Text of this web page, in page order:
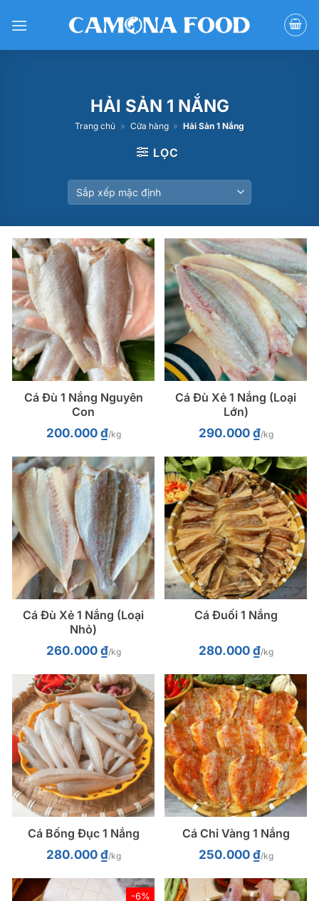
qua
HẢI SẢN 1 NẮNG
Trang chủ » Cửa hàng » Hải Sản 1 Nắng
LỌC
Cá Đù 1 Nắng Nguyên
Con
200.000 ₫/kg
Cá Đù Xẻ 1 Nắng (Loại
Lớn)
290.000 ₫/kg
Cá Đù Xẻ 1 Nắng (Loại
Nhỏ)
260.000 ₫/kg
Cá Đuối 1 Nắng
280.000 ₫/kg
Cá Bống Đục 1 Nắng
280.000 ₫/kg
Cá Chỉ Vàng 1 Nắng
250.000 ₫/kg
-6%